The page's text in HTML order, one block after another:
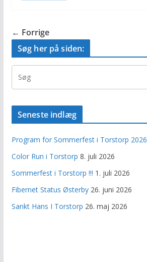
← Forrige
Søg her på siden:
Seneste indlæg
Program for Sommerfest i Torstorp 2026
Color Run i Torstorp 8. juli 2026
Sommerfest i Torstorp !!! 1. juli 2026
Fibernet Status Østerby 26. juni 2026
Sankt Hans I Torstorp 26. maj 2026